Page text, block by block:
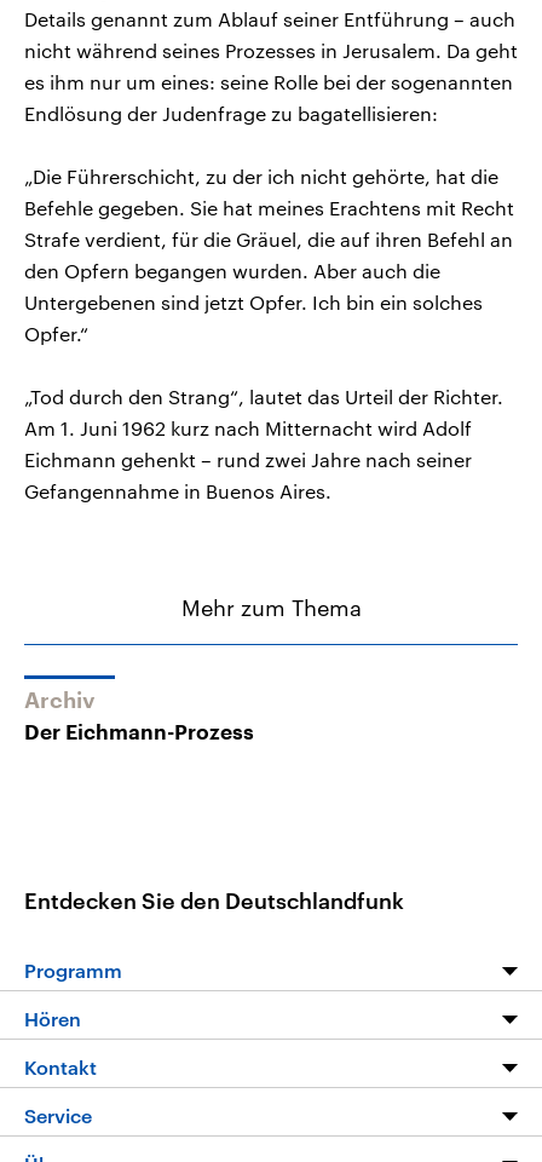
Details genannt zum Ablauf seiner Entführung – auch
nicht während seines Prozesses in Jerusalem. Da geht
es ihm nur um eines: seine Rolle bei der sogenannten
Endlösung der Judenfrage zu bagatellisieren:
„Die Führerschicht, zu der ich nicht gehörte, hat die
Befehle gegeben. Sie hat meines Erachtens mit Recht
Strafe verdient, für die Gräuel, die auf ihren Befehl an
den Opfern begangen wurden. Aber auch die
Untergebenen sind jetzt Opfer. Ich bin ein solches
Opfer.“
„Tod durch den Strang“, lautet das Urteil der Richter.
Am 1. Juni 1962 kurz nach Mitternacht wird Adolf
Eichmann gehenkt – rund zwei Jahre nach seiner
Gefangennahme in Buenos Aires.
Mehr zum Thema
Archiv
Der Eichmann-Prozess
Entdecken Sie den Deutschlandfunk
Programm
Programm
Die Nachrichten
Nachrichtenleicht
Hören
Livestream
Podcasts
Kontakt
Hörerservice
Service